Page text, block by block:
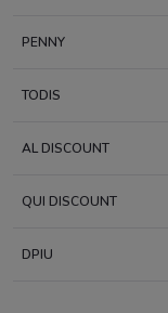
PENNY
TODIS
AL DISCOUNT
QUI DISCOUNT
DPIU